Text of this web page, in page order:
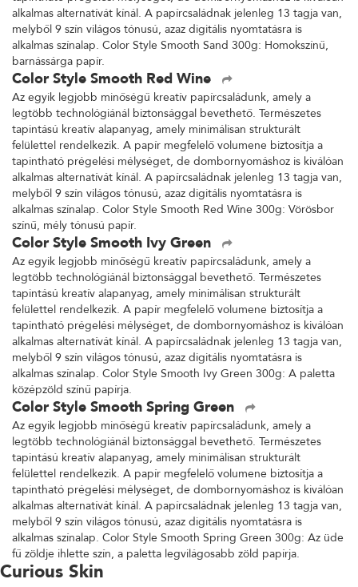
alkalmas alternatívát kínál. A papírcsaládnak jelenleg 13 tagja van,
melyből 9 szín világos tónusú, azaz digitális nyomtatásra is
alkalmas színalap. Color Style Smooth Sand 300g: Homokszínű,
barnássárga papír.
Color Style Smooth Red Wine
Az egyik legjobb minőségű kreatív papírcsaládunk, amely a
legtöbb technológiánál biztonsággal bevethető. Természetes
tapintású kreatív alapanyag, amely minimálisan strukturált
felülettel rendelkezik. A papír megfelelő volumene biztosítja a
tapintható prégelési mélységet, de dombornyomáshoz is kiválóan
alkalmas alternatívát kínál. A papírcsaládnak jelenleg 13 tagja van,
melyből 9 szín világos tónusú, azaz digitális nyomtatásra is
alkalmas színalap. Color Style Smooth Red Wine 300g: Vörösbor
színű, mély tónusú papír.
Color Style Smooth Ivy Green
Az egyik legjobb minőségű kreatív papírcsaládunk, amely a
legtöbb technológiánál biztonsággal bevethető. Természetes
tapintású kreatív alapanyag, amely minimálisan strukturált
felülettel rendelkezik. A papír megfelelő volumene biztosítja a
tapintható prégelési mélységet, de dombornyomáshoz is kiválóan
alkalmas alternatívát kínál. A papírcsaládnak jelenleg 13 tagja van,
melyből 9 szín világos tónusú, azaz digitális nyomtatásra is
alkalmas színalap. Color Style Smooth Ivy Green 300g: A paletta
középzöld színű papírja.
Color Style Smooth Spring Green
Az egyik legjobb minőségű kreatív papírcsaládunk, amely a
legtöbb technológiánál biztonsággal bevethető. Természetes
tapintású kreatív alapanyag, amely minimálisan strukturált
felülettel rendelkezik. A papír megfelelő volumene biztosítja a
tapintható prégelési mélységet, de dombornyomáshoz is kiválóan
alkalmas alternatívát kínál. A papírcsaládnak jelenleg 13 tagja van,
melyből 9 szín világos tónusú, azaz digitális nyomtatásra is
alkalmas színalap. Color Style Smooth Spring Green 300g: Az üde
fű zöldje ihlette szín, a paletta legvilágosabb zöld papírja.
Curious Skin